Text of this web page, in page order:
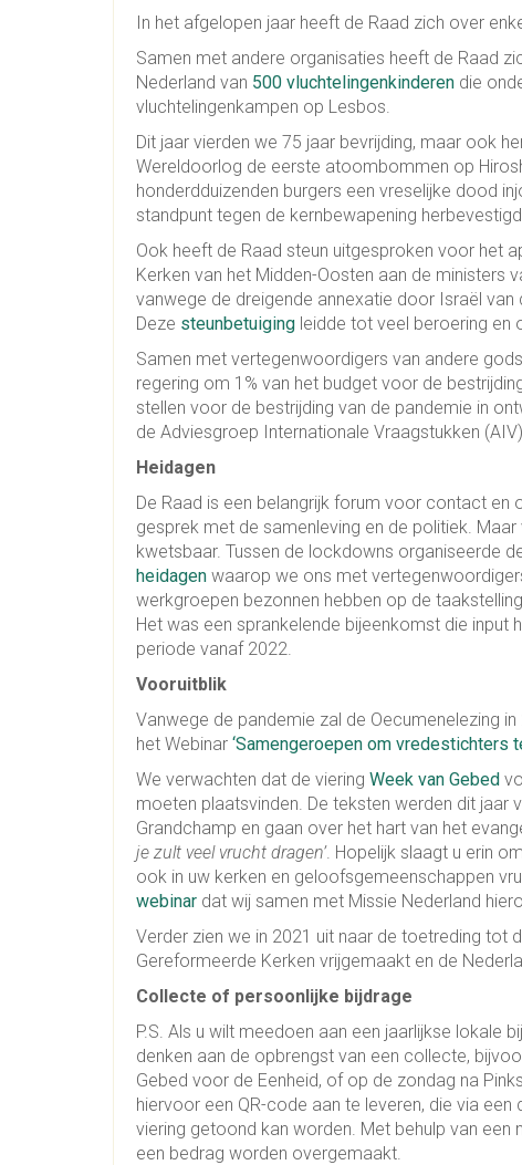
In het afgelopen jaar heeft de Raad zich over
Samen met andere organisaties heeft de Raad
Nederland van 500 vluchtelingenkinderen die
vluchtelingenkampen op Lesbos.
Dit jaar vierden we 75 jaar bevrijding, maar ook
Wereldoorlog de eerste atoombommen op
honderdduizenden burgers een vreselijke dood
standpunt tegen de kernbewapening
Ook heeft de Raad steun uitgesproken voor het
Kerken van het Midden-Oosten aan de ministers
vanwege de dreigende annexatie door Israël van
Deze steunbetuiging leidde tot veel beroering en
Samen met vertegenwoordigers van andere
regering om 1% van het budget voor de
stellen voor de bestrijding van de pandemie in
de Adviesgroep Internationale Vraagstukken
Heidagen
De Raad is een belangrijk forum voor contact en
gesprek met de samenleving en de politiek.
kwetsbaar. Tussen de lockdowns organiseerde
heidagen waarop we ons met
werkgroepen bezonnen hebben op de
Het was een sprankelende bijeenkomst die
periode vanaf 2022.
Vooruitblik
Vanwege de pandemie zal de Oecumenelezing
het Webinar ‘Samengeroepen om vredestichters
We verwachten dat de viering Week van Gebed
moeten plaatsvinden. De teksten werden dit jaar
Grandchamp en gaan over het hart van het
je zult veel vrucht dragen’. Hopelijk slaagt u erin
ook in uw kerken en geloofsgemeenschappen
webinar dat wij samen met Missie Nederland
Verder zien we in 2021 uit naar de toetreding tot
Gereformeerde Kerken vrijgemaakt en de
Collecte of persoonlijke bijdrage
P.S. Als u wilt meedoen aan een jaarlijkse lokale
denken aan de opbrengst van een collecte,
Gebed voor de Eenheid, of op de zondag na
hiervoor een QR-code aan te leveren, die via
viering getoond kan worden. Met behulp van
een bedrag worden overgemaakt.